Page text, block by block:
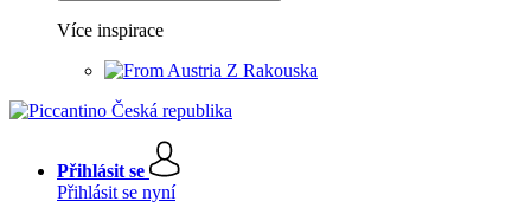
Více inspirace
Z Rakouska
Přihlásit se
Přihlásit se nyní